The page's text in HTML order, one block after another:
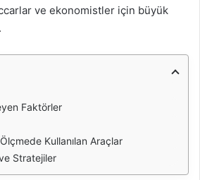
ve ekonomistler için büyük
Faktörler
Kullanılan Araçlar
Stratejiler